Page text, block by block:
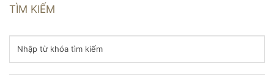
TÌM KIẾM